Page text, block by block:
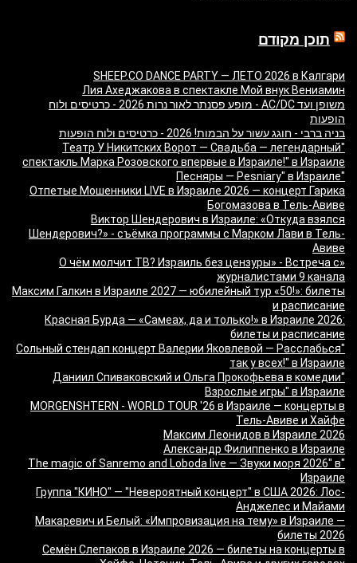
תוכן מקודם
SHEEP.CO DANCE PARTY — ЛЕТО 2026 в Калгари
Лия Ахеджакова в спектакле Мой внук Вениамин
משופן ועד AC/DC - מופע פסנתר לאור נרות 2026 - כרטיסים ולוח
הופעות
בניה ברבי - חוגג עשור על הבמות! 2026 - כרטיסים ולוח הופעות
"Театр У Никитских Ворот — Свадьба — легендарный
спектакль Марка Розовского впервые в Израиле!" в Израиле
"Песняры — Pesniary" в Израиле
Отпетые Мошенники LIVE в Израиле 2026 — концерт Гарика
Богомазова в Тель-Авиве
Виктор Шендерович в Израиле: «Откуда взялся
Шендерович?» - съёмка программы с Марком Лави в Тель-
Авиве
«О чём молчит ТВ? Израиль без цензуры» - Встреча с
журналистами 9 канала
Максим Галкин в Израиле 2027 — юбилейный тур «50!»: билеты
и расписание
Красная Бурда — «Самеах, да и только!» в Израиле 2026:
билеты и расписание
"Сольный стендап концерт Валерии Яковлевой — Расслабься
так у всех!" в Израиле
"Даниил Спиваковский и Ольга Прокофьева в комедии
Взрослые игры" в Израиле
MORGENSHTERN - WORLD TOUR '26 в Израиле — концерты в
Тель-Авиве и Хайфе
Максим Леонидов в Израиле 2026
Александр Филиппенко в Израиле
"The magic of Sanremo and Loboda live — Звуки моря 2026" в
Израиле
Группа "КИНО" — "Невероятный концерт" в США 2026: Лос-
Анджелес и Майами
Макаревич и Белый: «Импровизация на тему» в Израиле —
билеты 2026
Семён Слепаков в Израиле 2026 — билеты на концерты в